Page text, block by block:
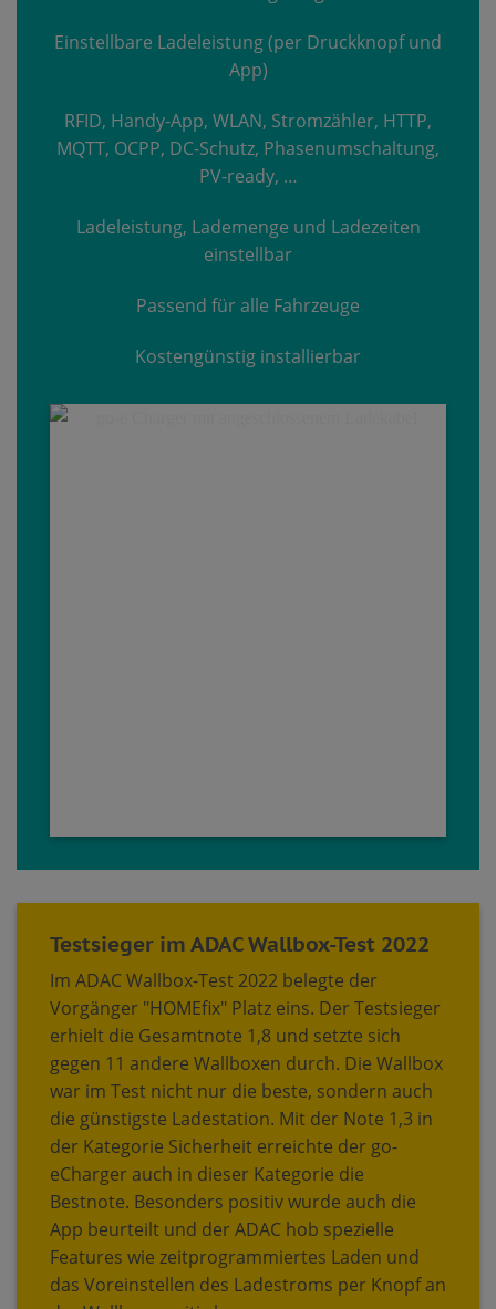
Einstellbare Ladeleistung (per Druckknopf und
App)
RFID, Handy-App, WLAN, Stromzähler, HTTP,
MQTT, OCPP, DC-Schutz, Phasenumschaltung,
PV-ready, …
Ladeleistung, Lademenge und Ladezeiten
einstellbar
Passend für alle Fahrzeuge
Kostengünstig installierbar
Testsieger im ADAC Wallbox-Test 2022
Im ADAC Wallbox-Test 2022 belegte der
Vorgänger "HOMEfix" Platz eins. Der Testsieger
erhielt die Gesamtnote 1,8 und setzte sich
gegen 11 andere Wallboxen durch. Die Wallbox
war im Test nicht nur die beste, sondern auch
die günstigste Ladestation. Mit der Note 1,3 in
der Kategorie Sicherheit erreichte der go-
eCharger auch in dieser Kategorie die
Bestnote. Besonders positiv wurde auch die
App beurteilt und der ADAC hob spezielle
Features wie zeitprogrammiertes Laden und
das Voreinstellen des Ladestroms per Knopf an